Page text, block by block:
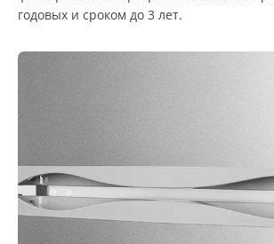
годовых и сроком до 3 лет.